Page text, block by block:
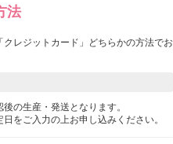
法
クレジットカード」どちらかの方法でお
の生産・発送となります。
をご入力の上お申し込みください。